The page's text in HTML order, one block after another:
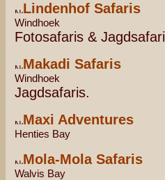
Lindenhof Safaris
Windhoek
Fotosafaris &
Makadi Safaris
Windhoek
Jagdsafaris.
Maxi Adventures
Henties Bay
Mola-Mola Safaris
Walvis Bay